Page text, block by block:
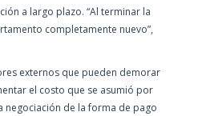
a largo plazo. “Al terminar la
completamente nuevo”,
externos que pueden demorar
el costo que se asumió por
negociación de la forma de pago